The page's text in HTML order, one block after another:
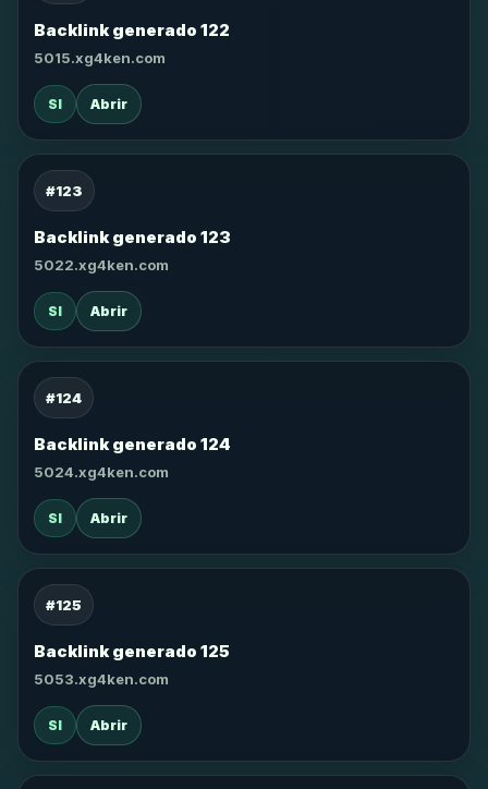
Backlink generado 122
5015.xg4ken.com
SI Abrir
#123
Backlink generado 123
5022.xg4ken.com
SI Abrir
#124
Backlink generado 124
5024.xg4ken.com
SI Abrir
#125
Backlink generado 125
5053.xg4ken.com
SI Abrir